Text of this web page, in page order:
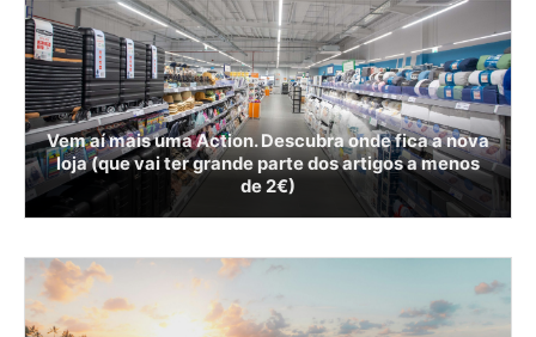
Vem aí mais uma Action. Descubra onde fica a nova
loja (que vai ter grande parte dos artigos a menos
de 2€)